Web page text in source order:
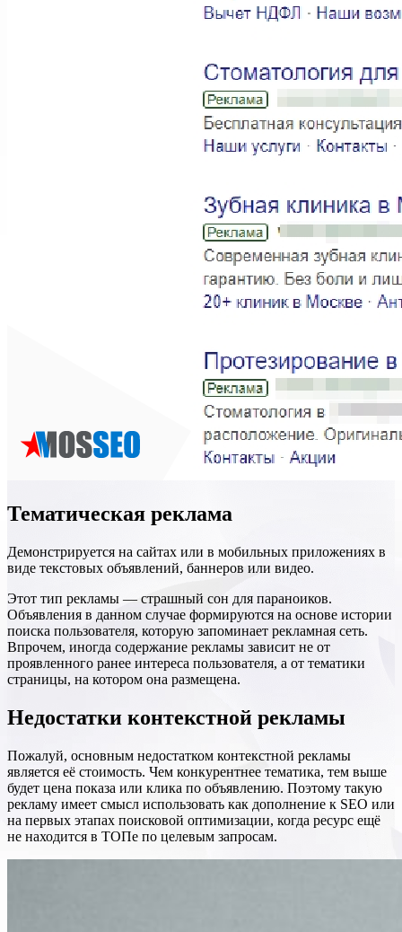
Тематическая реклама
Демонстрируется на сайтах или в мобильных приложениях в
виде текстовых объявлений, баннеров или видео.
Этот тип рекламы — страшный сон для параноиков.
Объявления в данном случае формируются на основе истории
поиска пользователя, которую запоминает рекламная сеть.
Впрочем, иногда содержание рекламы зависит не от
проявленного ранее интереса пользователя, а от тематики
страницы, на котором она размещена.
Недостатки контекстной рекламы
Пожалуй, основным недостатком контекстной рекламы
является её стоимость. Чем конкурентнее тематика, тем выше
будет цена показа или клика по объявлению. Поэтому такую
рекламу имеет смысл использовать как дополнение к SEO или
на первых этапах поисковой оптимизации, когда ресурс ещё
не находится в ТОПе по целевым запросам.